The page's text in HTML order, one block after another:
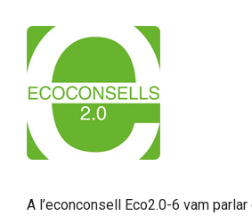
A l’econconsell Eco2.0-6 vam